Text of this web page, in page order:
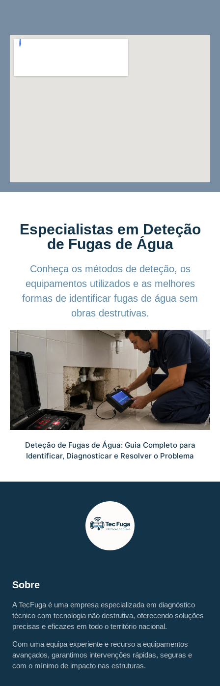
Especialistas em Deteção
de Fugas de Água
Conheça os métodos de deteção, os
equipamentos utilizados e as melhores
formas de identificar fugas de água sem
obras destrutivas.
Deteção de Fugas de Água: Guia Completo para
Identificar, Diagnosticar e Resolver o Problema
Sobre
A TecFuga é uma empresa especializada em diagnóstico
técnico com tecnologia não destrutiva, oferecendo soluções
precisas e eficazes em todo o território nacional.
Com uma equipa experiente e recurso a equipamentos
avançados, garantimos intervenções rápidas, seguras e
com o mínimo de impacto nas estruturas.